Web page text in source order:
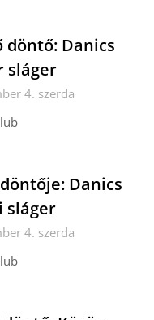
döntő: Danics
sláger
4. szerda
Danics
sláger
4. szerda